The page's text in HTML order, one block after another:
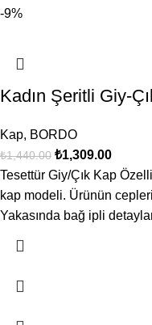
-9%
Kadın Şeritli Giy-
Kap, BORDO
₺1,440.00 ₺1,309.00
Tesettür Giy/Çık Kap
kap modeli. Ürünün
Yakasında bağ ipli